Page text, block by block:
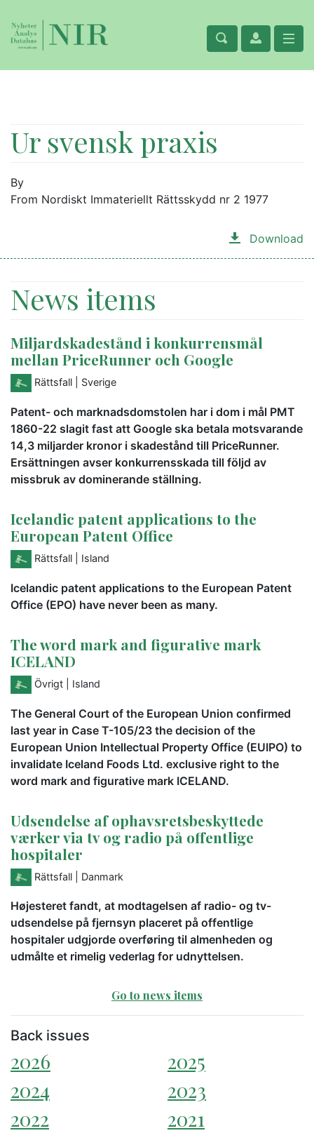
Ur svensk praxis
By
From Nordiskt Immateriellt Rättsskydd nr 2 1977
Download
News items
Miljardskadestånd i konkurrensmål
mellan PriceRunner och Google
Rättsfall | Sverige
Patent- och marknadsdomstolen har i dom i mål PMT
1860-22 slagit fast att Google ska betala motsvarande
14,3 miljarder kronor i skadestånd till PriceRunner.
Ersättningen avser konkurrensskada till följd av
missbruk av dominerande ställning.
Icelandic patent applications to the
European Patent Office
Rättsfall | Island
Icelandic patent applications to the European Patent
Office (EPO) have never been as many.
The word mark and figurative mark
ICELAND
Övrigt | Island
The General Court of the European Union confirmed
last year in Case T-105/23 the decision of the
European Union Intellectual Property Office (EUIPO) to
invalidate Iceland Foods Ltd. exclusive right to the
word mark and figurative mark ICELAND.
Udsendelse af ophavsretsbeskyttede
værker via tv og radio på offentlige
hospitaler
Rättsfall | Danmark
Højesteret fandt, at modtagelsen af radio- og tv-
udsendelse på fjernsyn placeret på offentlige
hospitaler udgjorde overføring til almenheden og
udmålte et rimelig vederlag for udnyttelsen.
Go to news items
Back issues
2026
2025
2024
2023
2022
2021